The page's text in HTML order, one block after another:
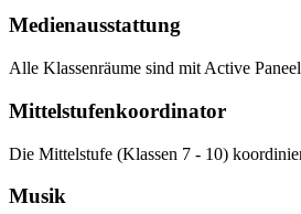
Medienausstattung
Alle Klassenräume sind mit Active
Mittelstufenkoordinator
Die Mittelstufe (Klassen 7 - 10)
Musik